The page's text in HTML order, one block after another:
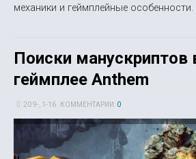
механики и геймплейные особенности.
Поиски манускриптов
геймплее Anthem
20 9-, 1-16 КОММЕНТАРИИ: 0